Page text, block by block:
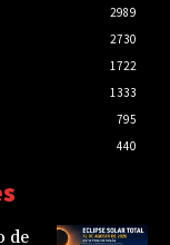
2989
2730
1722
1333
795
440
de